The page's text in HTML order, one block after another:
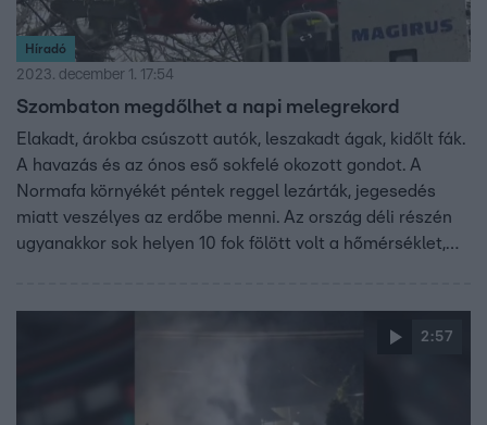
Híradó
2023. december 1. 17:54
Szombaton megdőlhet a napi melegrekord
Elakadt, árokba csúszott autók, leszakadt ágak, kidőlt fák.
A havazás és az ónos eső sokfelé okozott gondot. A
Normafa környékét péntek reggel lezárták, jegesedés
miatt veszélyes az erdőbe menni. Az ország déli részén
ugyanakkor sok helyen 10 fok fölött volt a hőmérséklet,
2:57